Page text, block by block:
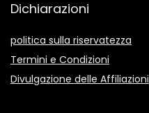
Dichiarazioni
politica sulla riservatezza
Termini e Condizioni
Divulgazione delle Affiliazioni